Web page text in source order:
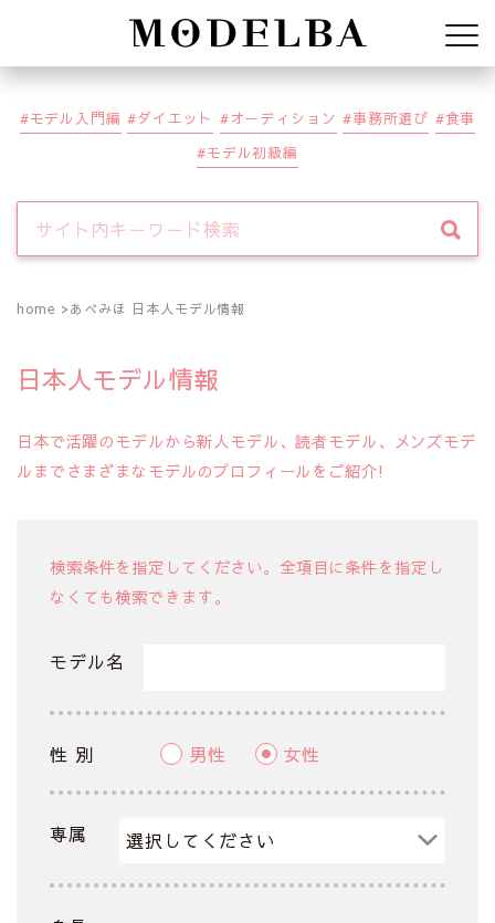
Modelba
モデル入門編 ダイエット オーディション 事務所選び
食事
モデル初級編
home あべみほ 日本人モデル情報
日本人モデル情報
日本で活躍のモデルから新人モデル、読者モデル、メンズモデ
ルまでさまざまなモデルのプロフィールをご紹介!
検索条件を指定してください。全項目に条件を指定し
なくても検索できます。
モデル名
性 別 男性 女性
専属